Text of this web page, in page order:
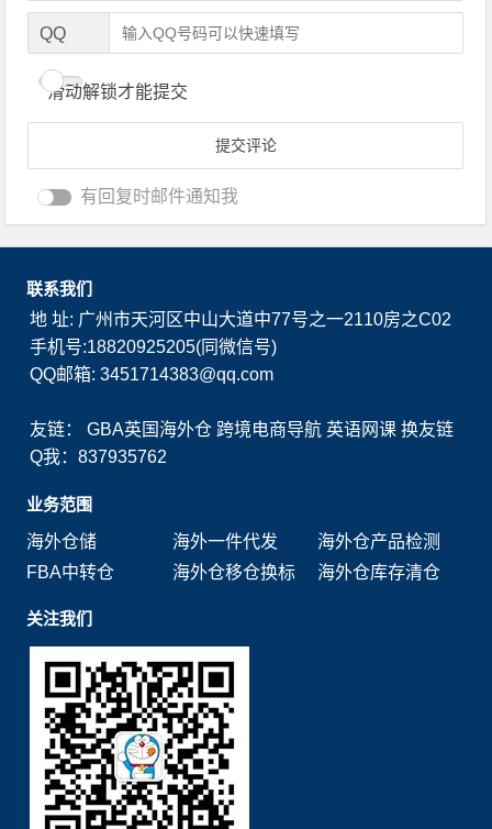
QQ
滑动解锁才能提交
有回复时邮件通知我
联系我们
地 址: 广州市天河区中山大道中77号之一2110房之C02
手机号:18820925205(同微信号)
QQ邮箱: 3451714383@qq.com
友链：GBA英国海外仓 跨境电商导航 英语网课 换友链
Q我：837935762
业务范围
海外仓储
海外一件代发
海外仓产品检测
FBA中转仓
海外仓移仓换标 海外仓库存清仓
关注我们